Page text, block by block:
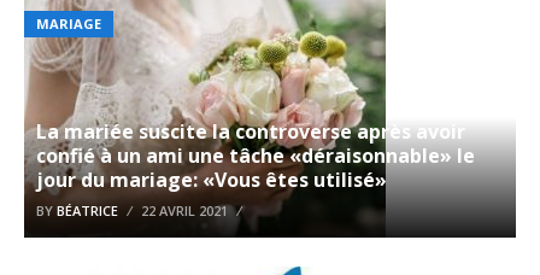
MARIAGE
La mariée suscite la controverse après avoir
confié à un ami une tâche «déraisonnable» le
jour du mariage: «Vous êtes utilisé»
BY BÉATRICE 22 AVRIL 2021